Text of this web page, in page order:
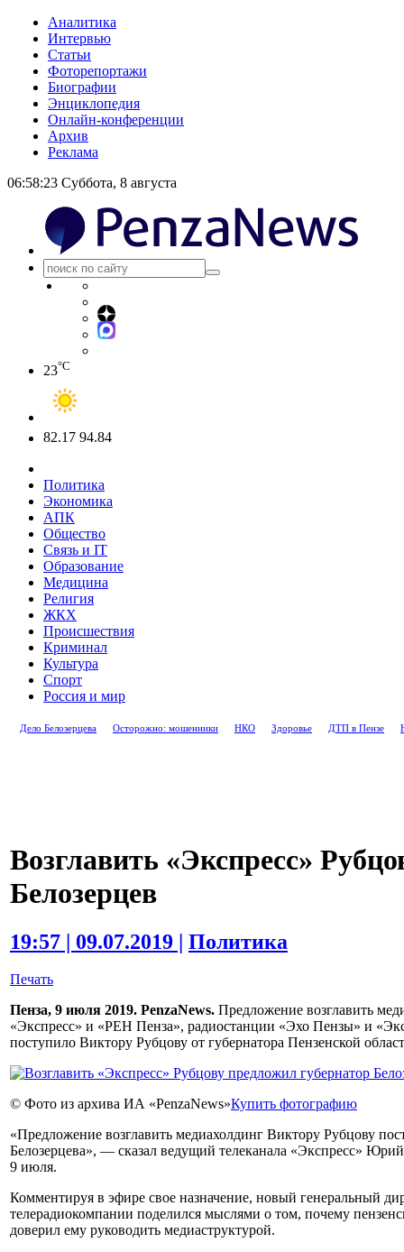
Аналитика
Интервью
Статьи
Фоторепортажи
Биографии
Энциклопедия
Онлайн-конференции
Архив
Реклама
06:58:23 Суббота, 8 августа
23°C
82.17 94.84
Политика
Экономика
АПК
Общество
Связь и IT
Образование
Медицина
Религия
ЖКХ
Происшествия
Криминал
Культура
Спорт
Россия и мир
Дело Белозерцева Осторожно: мошенники НКО Здоровье ДТП в Пензе
Возглавить «Экспресс»
Белозерцев
19:57 | 09.07.2019 | Политика
Печать
Пенза, 9 июля 2019. PenzaNews. Предложение возглавить
«Экспресс» и «РЕН Пенза», радиостанции «Эхо Пензы» и
поступило Виктору Рубцову от губернатора Пензенской
© Фото из архива ИА «PenzaNews»Купить фотографию
«Предложение возглавить медиахолдинг Виктору Рубцову
Белозерцева», — сказал ведущий телеканала «Экспресс»
9 июля.
Комментируя в эфире свое назначение, новый генеральный
телерадиокомпании поделился мыслями о том, почему
доверил ему руководить медиаструктурой.